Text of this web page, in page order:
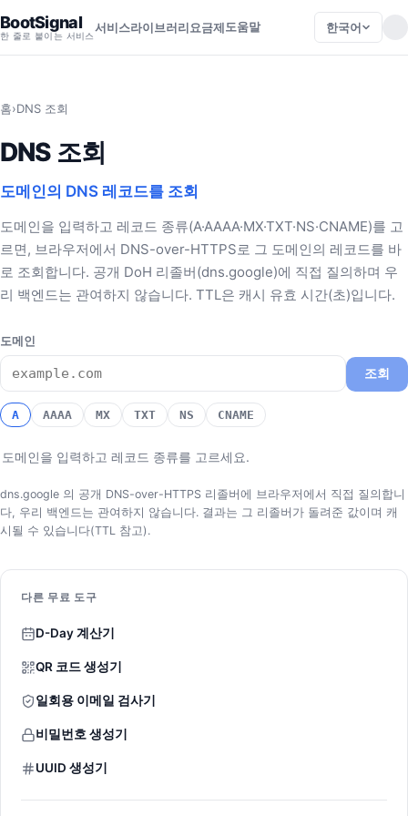
BootSignal
한 줄로 붙이는 서비스
서비스라이브러리요금제도움말 한국어
홈›DNS 조회
DNS 조회
도메인의 DNS 레코드를 조회
도메인을 입력하고 레코드 종류(A·AAAA·MX·TXT·NS·CNAME)를 고
르면, 브라우저에서 DNS-over-HTTPS로 그 도메인의 레코드를 바
로 조회합니다. 공개 DoH 리졸버(dns.google)에 직접 질의하며 우
리 백엔드는 관여하지 않습니다. TTL은 캐시 유효 시간(초)입니다.
도메인
조회
A AAAA MX TXT NS CNAME
도메인을 입력하고 레코드 종류를 고르세요.
dns.google 의 공개 DNS-over-HTTPS 리졸버에 브라우저에서 직접 질의합니
다, 우리 백엔드는 관여하지 않습니다. 결과는 그 리졸버가 돌려준 값이며 캐
시될 수 있습니다(TTL 참고).
다른 무료 도구
D-Day 계산기
QR 코드 생성기
일회용 이메일 검사기
비밀번호 생성기
UUID 생성기